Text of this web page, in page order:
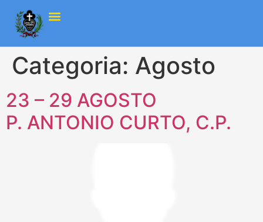
Categoria: Agosto
23 – 29 AGOSTO
P. ANTONIO CURTO, C.P.